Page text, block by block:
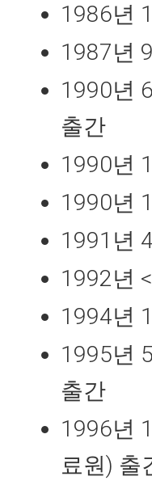
1986년
1987년
1990년
출간
1990년
1990년
1991년
1992년
1994년
1995년
출간
1996년
료원) 출